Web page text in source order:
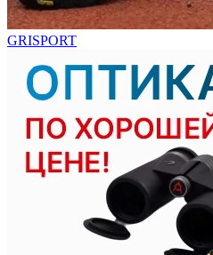
GRISPORT